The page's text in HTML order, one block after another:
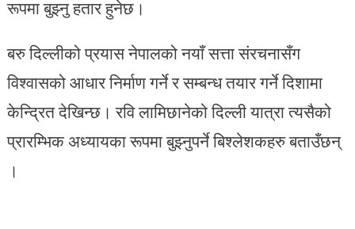
रूपमा बुझ्नु हतार हुनेछ।
बरु दिल्लीको प्रयास नेपालको नयाँ सत्ता संरचनासँग
विश्वासको आधार निर्माण गर्ने र सम्बन्ध तयार गर्ने दिशामा
केन्द्रित देखिन्छ। रवि लामिछानेको दिल्ली यात्रा त्यसैको
प्रारम्भिक अध्यायका रूपमा बुझ्नुपर्ने बिश्लेशकहरु बताउँछन्
।